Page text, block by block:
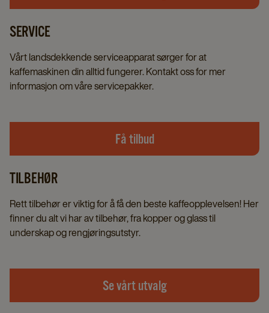
SERVICE
Vårt landsdekkende serviceapparat sørger for at
kaffemaskinen din alltid fungerer. Kontakt oss for mer
informasjon om våre servicepakker.
Få tilbud
TILBEHØR
Rett tilbehør er viktig for å få den beste kaffeopplevelsen! Her
finner du alt vi har av tilbehør, fra kopper og glass til
underskap og rengjøringsutstyr.
Se vårt utvalg